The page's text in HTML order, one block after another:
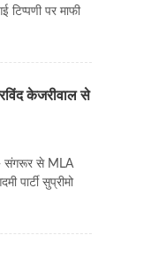
टिप्पणी पर माफी
केजरीवाल से
- संगरूर से MLA
पार्टी सुप्रीमो